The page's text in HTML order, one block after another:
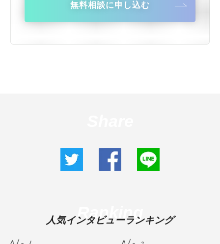
無料相談に申し込む
人気インタビューランキング
Ranking